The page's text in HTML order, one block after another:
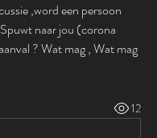
,word een persoon
naar jou (corona
? Wat mag , Wat mag
12